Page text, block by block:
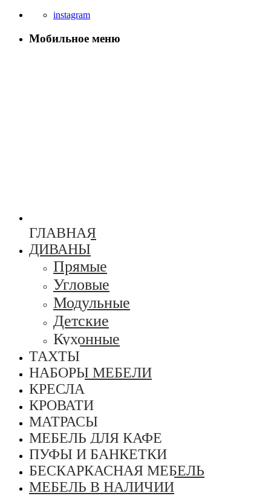
instagram
Мобильное меню
ГЛАВНАЯ
ДИВАНЫ
Прямые
Угловые
Модульные
Детские
Кухонные
ТАХТЫ
НАБОРЫ МЕБЕЛИ
КРЕСЛА
КРОВАТИ
МАТРАСЫ
МЕБЕЛЬ ДЛЯ КАФЕ
ПУФЫ И БАНКЕТКИ
БЕСКАРКАСНАЯ МЕБЕЛЬ
МЕБЕЛЬ В НАЛИЧИИ